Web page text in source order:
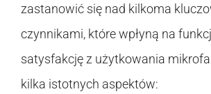
zastanowić się nad kilkoma
czynnikami, które wpłyną na
satysfakcję z użytkowania
kilka istotnych aspektów: